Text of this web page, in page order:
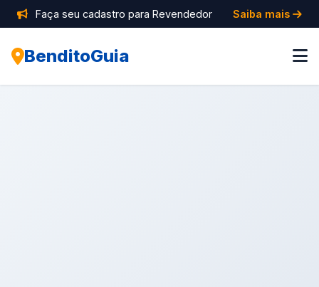
Faça seu cadastro para Revendedor Saiba mais
BenditoGuia